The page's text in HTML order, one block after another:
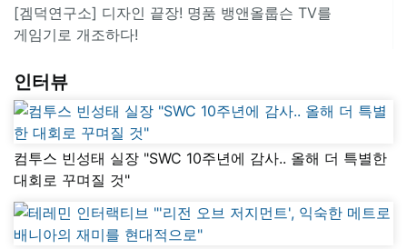
[겜덕연구소] 디자인 끝장! 명품 뱅앤올룹슨 TV를
게임기로 개조하다!
인터뷰
컴투스 빈성태 실장 "SWC 10주년에 감사.. 올해 더 특별한
대회로 꾸며질 것"